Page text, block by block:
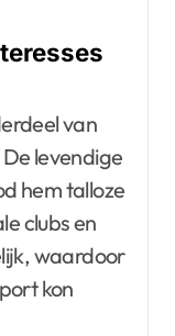
van
levendige
hem talloze
clubs en
waardoor
kon